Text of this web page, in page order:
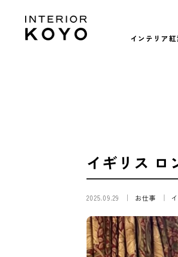
インテリア
イギリス ロ
2025.09.29 お仕事